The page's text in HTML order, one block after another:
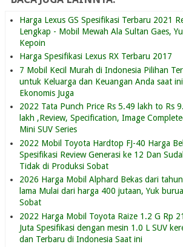
Harga Lexus GS Spesifikasi Terbaru 2021
Lengkap - Mobil Mewah Ala Sultan Gaes,
Kepoin
Harga Spesifikasi Lexus RX Terbaru 2017
7 Mobil Kecil Murah di Indonesia Pilihan
untuk Keluarga dan Keuangan Anda saat
Ekonomis Juga
2022 Tata Punch Price Rs 5.49 lakh to Rs
lakh ,Review, Specification, Image
Mini SUV Series
2022 Mobil Toyota Hardtop FJ-40 Harga
Spesifikasi Review Generasi ke 12 Dan
Tidak di Produksi Sobat
2026 Harga Mobil Alphard Bekas dari tahun
lama Mulai dari harga 400 jutaan, Yuk
Sobat
2022 Harga Mobil Toyota Raize 1.2 G Rp
Juta Spesifikasi dengan mesin 1.0 L SUV
dan Terbaru di Indonesia Saat ini